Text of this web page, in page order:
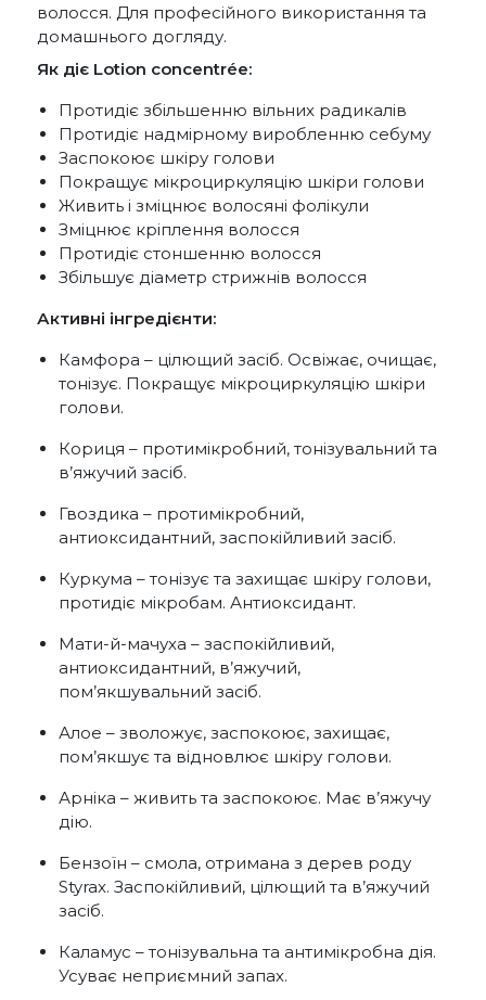
волосся. Для професійного використання та
домашнього догляду.
Як діє Lotion concentrée:
Протидіє збільшенню вільних радикалів
Протидіє надмірному виробленню себуму
Заспокоює шкіру голови
Покращує мікроциркуляцію шкіри голови
Живить і зміцнює волосяні фолікули
Зміцнює кріплення волосся
Протидіє стоншенню волосся
Збільшує діаметр стрижнів волосся
Активні інгредієнти:
Камфора – цілющий засіб. Освіжає, очищає,
тонізує. Покращує мікроциркуляцію шкіри
голови.
Кориця – протимікробний, тонізувальний та
в’яжучий засіб.
Гвоздика – протимікробний,
антиоксидантний, заспокійливий засіб.
Куркума – тонізує та захищає шкіру голови,
протидіє мікробам. Антиоксидант.
Мати-й-мачуха – заспокійливий,
антиоксидантний, в’яжучий,
пом’якшувальний засіб.
Алое – зволожує, заспокоює, захищає,
пом’якшує та відновлює шкіру голови.
Арніка – живить та заспокоює. Має в’яжучу
дію.
Бензоїн – смола, отримана з дерев роду
Styrax. Заспокійливий, цілющий та в’яжучий
засіб.
Каламус – тонізувальна та антимікробна дія.
Усуває неприємний запах.